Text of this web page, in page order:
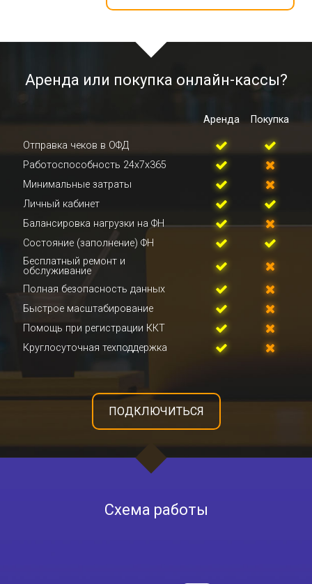
Аренда или покупка онлайн-кассы?
Аренда Покупка
Отправка чеков в ОФД
Работоспособность 24х7х365
Минимальные затраты
Личный кабинет
Балансировка нагрузки на ФН
Состояние (заполнение) ФН
Бесплатный ремонт и
обслуживание
Полная безопасность данных
Быстрое масштабирование
Помощь при регистрации ККТ
Круглосуточная техподдержка
ПОДКЛЮЧИТЬСЯ
Схема работы